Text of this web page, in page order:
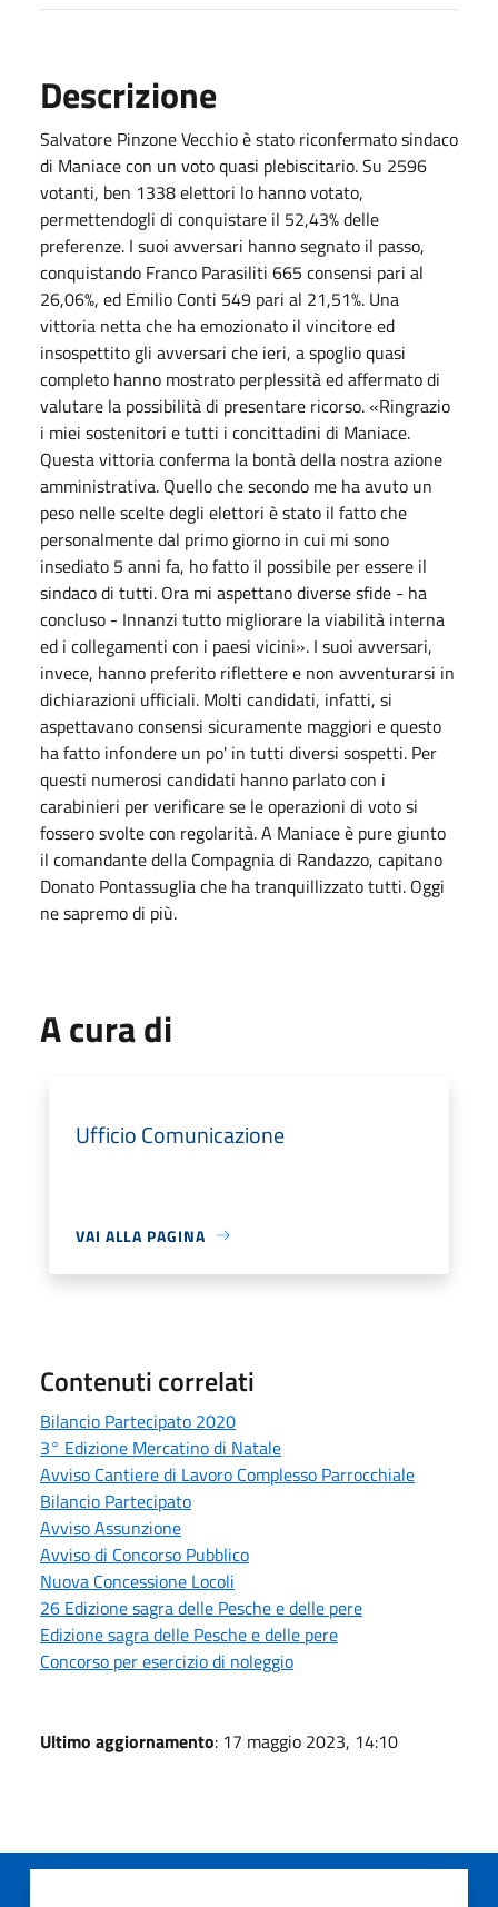
Descrizione
Salvatore Pinzone Vecchio è stato riconfermato sindaco
di Maniace con un voto quasi plebiscitario. Su 2596
votanti, ben 1338 elettori lo hanno votato,
permettendogli di conquistare il 52,43% delle
preferenze. I suoi avversari hanno segnato il passo,
conquistando Franco Parasiliti 665 consensi pari al
26,06%, ed Emilio Conti 549 pari al 21,51%. Una
vittoria netta che ha emozionato il vincitore ed
insospettito gli avversari che ieri, a spoglio quasi
completo hanno mostrato perplessità ed affermato di
valutare la possibilità di presentare ricorso. «Ringrazio
i miei sostenitori e tutti i concittadini di Maniace.
Questa vittoria conferma la bontà della nostra azione
amministrativa. Quello che secondo me ha avuto un
peso nelle scelte degli elettori è stato il fatto che
personalmente dal primo giorno in cui mi sono
insediato 5 anni fa, ho fatto il possibile per essere il
sindaco di tutti. Ora mi aspettano diverse sfide - ha
concluso - Innanzi tutto migliorare la viabilità interna
ed i collegamenti con i paesi vicini». I suoi avversari,
invece, hanno preferito riflettere e non avventurarsi in
dichiarazioni ufficiali. Molti candidati, infatti, si
aspettavano consensi sicuramente maggiori e questo
ha fatto infondere un po' in tutti diversi sospetti. Per
questi numerosi candidati hanno parlato con i
carabinieri per verificare se le operazioni di voto si
fossero svolte con regolarità. A Maniace è pure giunto
il comandante della Compagnia di Randazzo, capitano
Donato Pontassuglia che ha tranquillizzato tutti. Oggi
ne sapremo di più.
A cura di
Ufficio Comunicazione
VAI ALLA PAGINA
Contenuti correlati
Bilancio Partecipato 2020
3° Edizione Mercatino di Natale
Avviso Cantiere di Lavoro Complesso Parrocchiale
Bilancio Partecipato
Avviso Assunzione
Avviso di Concorso Pubblico
Nuova Concessione Locoli
26 Edizione sagra delle Pesche e delle pere
Edizione sagra delle Pesche e delle pere
Concorso per esercizio di noleggio
Ultimo aggiornamento: 17 maggio 2023, 14:10